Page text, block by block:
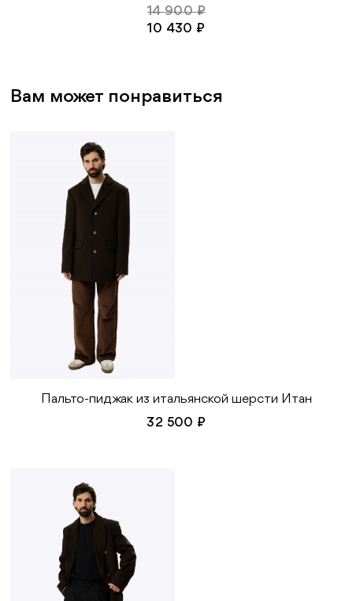
14 900 ₽
10 430 ₽
Вам может понравиться
Пальто-пиджак из итальянской шерсти Итан
32 500 ₽